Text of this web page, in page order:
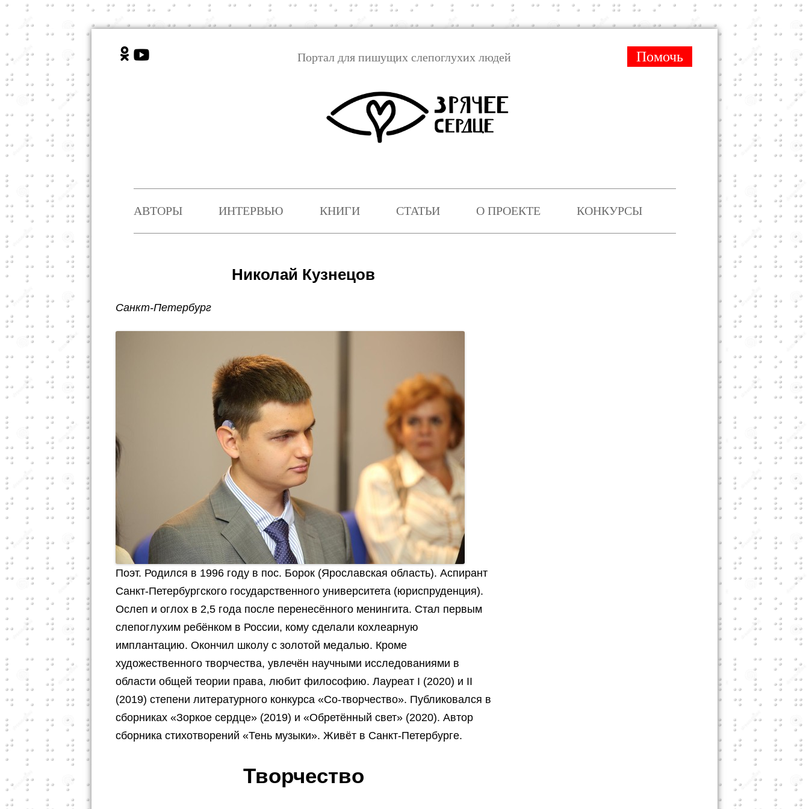
Портал для пишущих слепоглухих людей Помочь
содержимому
АВТОРЫ ИНТЕРВЬЮ КНИГИ СТАТЬИ О ПРОЕКТЕ КОНКУРСЫ
Николай Кузнецов
Санкт-Петербург
Поэт. Родился в 1996 году в пос. Борок (Ярославская область). Аспирант
Санкт-Петербургского государственного университета (юриспруденция).
Ослеп и оглох в 2,5 года после перенесённого менингита. Стал первым
слепоглухим ребёнком в России, кому сделали кохлеарную
имплантацию. Окончил школу с золотой медалью. Кроме
художественного творчества, увлечён научными исследованиями в
области общей теории права, любит философию. Лауреат I (2020) и II
(2019) степени литературного конкурса «Со-творчество». Публиковался в
сборниках «Зоркое сердце» (2019) и «Обретённый свет» (2020). Автор
сборника стихотворений «Тень музыки». Живёт в Санкт-Петербурге.
Творчество